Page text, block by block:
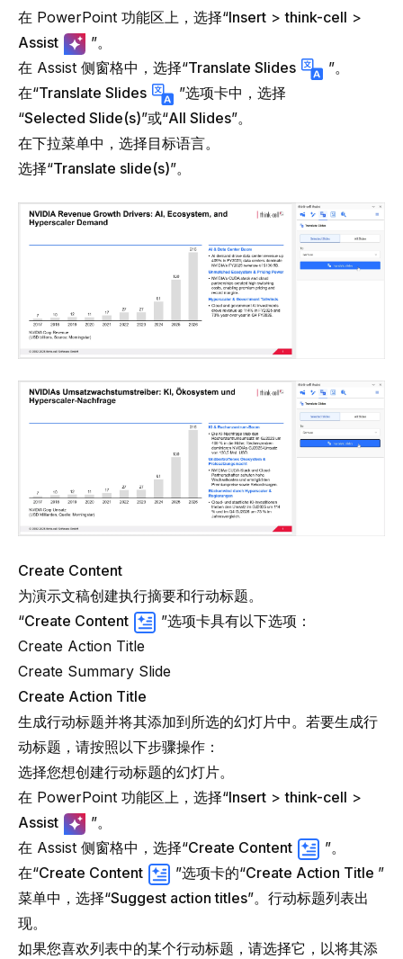
在 PowerPoint 功能区上，选择“Insert >think-cell >
Assist
”。
在 Assist 侧窗格中，选择“Translate Slides
”。
在“Translate Slides
”选项卡中，选择
“Selected Slide(s)”或“All Slides”。
在下拉菜单中，选择目标语言。
选择“Translate slide(s)”。
Create Content
为演示文稿创建执行摘要和行动标题。
“Create Content
”选项卡具有以下选项：
Create Action Title
Create Summary Slide
Create Action Title
生成行动标题并将其添加到所选的幻灯片中。若要生成行
动标题，请按照以下步骤操作：
选择您想创建行动标题的幻灯片。
在 PowerPoint 功能区上，选择“Insert >think-cell >
Assist
”。
在 Assist 侧窗格中，选择“Create Content
”。
在“Create Content ”选项卡的“Create Action Title ”
菜单中，选择“Suggest action titles”。行动标题列表出
现。
如果您喜欢列表中的某个行动标题，请选择它，以将其添